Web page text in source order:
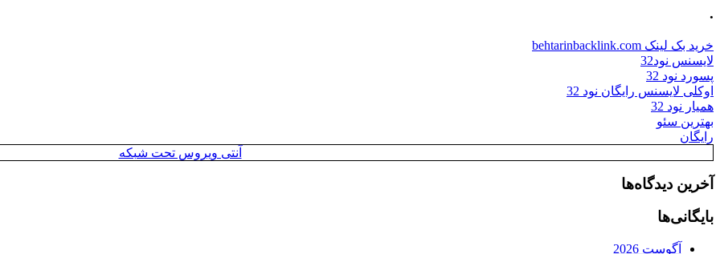
.
خرید بک لینک behtarinbacklink.com
لایسنس نود32
پسورد نود 32
اوکلی لایسنس رایگان نود 32
همیار نود 32
بهترین سئو
رایگان
آنتی ویروس تحت شبکه
آخرین دیدگاه‌ها
بایگانی‌ها
آگوست 2026